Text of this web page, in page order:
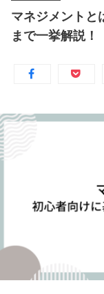
マネジメントと
まで一挙解説！